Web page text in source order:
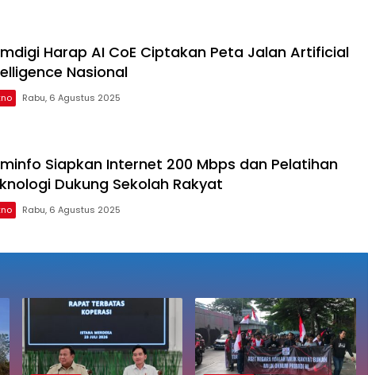
Harap AI CoE Ciptakan Peta Jalan Artificial
Nasional
Rabu, 6 Agustus 2025
Siapkan Internet 200 Mbps dan Pelatihan
Dukung Sekolah Rakyat
Rabu, 6 Agustus 2025